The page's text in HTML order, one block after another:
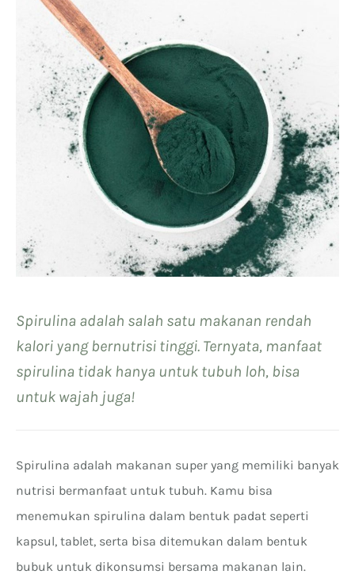
Spirulina adalah salah satu makanan rendah
kalori yang bernutrisi tinggi. Ternyata, manfaat
spirulina tidak hanya untuk tubuh loh, bisa
untuk wajah juga!
Spirulina adalah makanan super yang memiliki banyak
nutrisi bermanfaat untuk tubuh. Kamu bisa
menemukan spirulina dalam bentuk padat seperti
kapsul, tablet, serta bisa ditemukan dalam bentuk
bubuk untuk dikonsumsi bersama makanan lain.